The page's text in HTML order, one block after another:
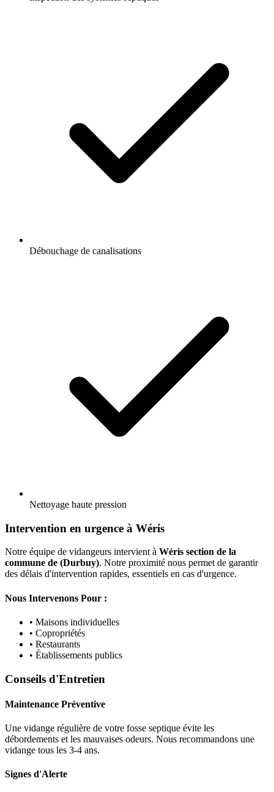
Débouchage de canalisations
Nettoyage haute pression
Intervention en urgence à Wéris
Notre équipe de vidangeurs intervient à Wéris section de la
commune de (Durbuy). Notre proximité nous permet de garantir
des délais d'intervention rapides, essentiels en cas d'urgence.
Nous Intervenons Pour :
• Maisons individuelles
• Copropriétés
• Restaurants
• Établissements publics
Conseils d'Entretien
Maintenance Préventive
Une vidange régulière de votre fosse septique évite les
débordements et les mauvaises odeurs. Nous recommandons une
vidange tous les 3-4 ans.
Signes d'Alerte